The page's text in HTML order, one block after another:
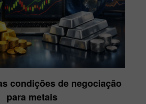
condições de negociação
para metais